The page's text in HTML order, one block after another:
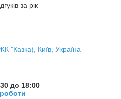
за рік
"Казка), Київ, Україна
до 18:00